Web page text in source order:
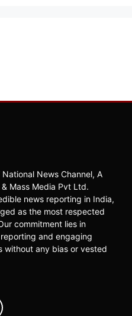
News Channel, A
Mass Media Pvt Ltd.
news reporting in India,
as the most respected
commitment lies in
and engaging
without any bias or vested